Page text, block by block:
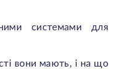
системами для
вони мають, і на що